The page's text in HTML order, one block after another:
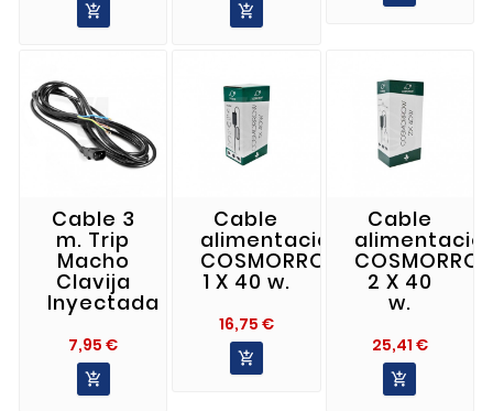
 
Cable 3
m. Trip
Macho
Clavija
Inyectada
7,95 €Precio

Cable
alimentación
COSMORROW
1 X 40 w.
16,75 €Precio

Cable
2 X 40
w.
25,41 €Precio
